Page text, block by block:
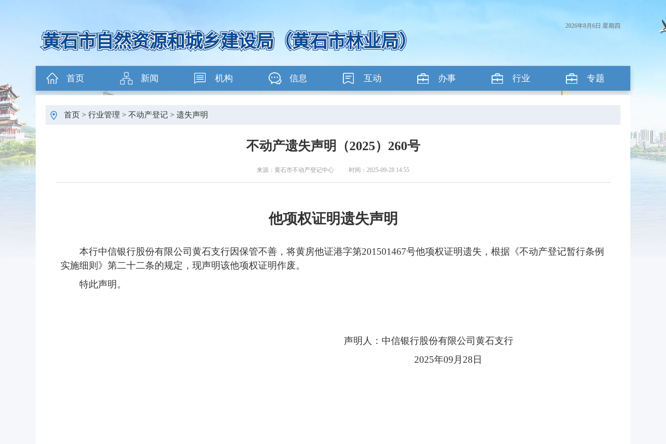
2026年8月6日 星期四
首页 新闻 机构 信息 互动 办事 行业 专题
首页 > 行业管理 > 不动产登记 > 遗失声明
不动产遗失声明（2025）260号
来源：黄石市不动产登记中心 时间：2025-09-28 14:55
他项权证明遗失声明
本行中信银行股份有限公司黄石支行因保管不善，将黄房他证港字第201501467号他项权证明遗失，根据《不动产登记暂行条例
实施细则》第二十二条的规定，现声明该他项权证明作废。
特此声明。
声明人：中信银行股份有限公司黄石支行
2025年09月28日